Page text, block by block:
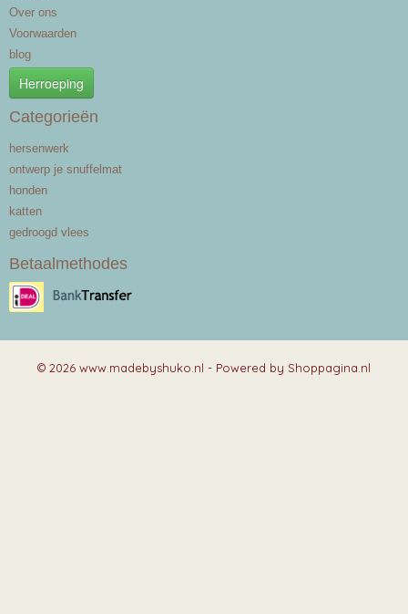
Over ons
Voorwaarden
blog
Herroeping
Categorieën
hersenwerk
ontwerp je snuffelmat
honden
katten
gedroogd vlees
Betaalmethodes
© 2026 www.madebyshuko.nl - Powered by Shoppagina.nl